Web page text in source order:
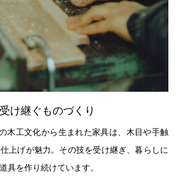
け継ぐものづくり
木工文化から生まれた家具は、木目や手触
上げが魅力。その技を受け継ぎ、暮らしに
具を作り続けています。